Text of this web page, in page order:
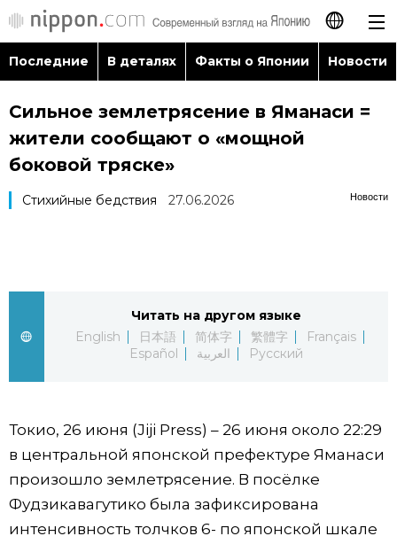
日本語
English
العربية
Последние
Фото/Видео
Разделы
Люди
Популярные статьи
Последние В деталях Факты о Японии Новости
Сильное землетрясение в Яманаси =
жители сообщают о «мощной
боковой тряске»
Новости
Стихийные бедствия 27.06.2026
Читать на другом языке
English
日本語 简体字 繁體字
Français
Español
العربية Русский
Токио, 26 июня (Jiji Press) – 26 июня около 22:29
в центральной японской префектуре Яманаси
произошло землетрясение. В посёлке
Фудзикавагутико была зафиксирована
интенсивность толчков 6- по японской шкале